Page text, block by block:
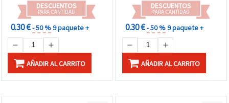
DESCUENTOS
PARA CANTIDAD
0.30 €- 50 %9 paquete +
AÑADIR AL CARRITO
DESCUENTOS
PARA CANTIDAD
0.30 €- 50 %9 paquete +
AÑADIR AL CARRITO